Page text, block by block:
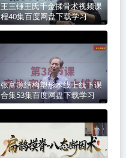
王三锤王氏千金揉骨术视频课
程40集百度网盘下载学习
张富源结构塑形术线上线下课
合集53集百度网盘下载学习